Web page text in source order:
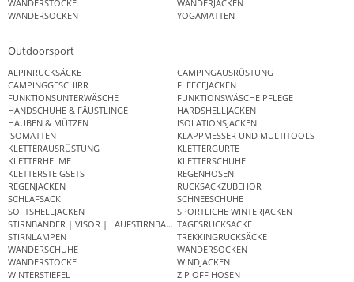
WANDERSTÖCKE
WANDERJACKEN
WANDERSOCKEN
YOGAMATTEN
Outdoorsport
ALPINRUCKSÄCKE
CAMPINGAUSRÜSTUNG
CAMPINGGESCHIRR
FLEECEJACKEN
FUNKTIONSUNTERWÄSCHE
FUNKTIONSWÄSCHE PFLEGE
HANDSCHUHE & FÄUSTLINGE
HARDSHELLJACKEN
HAUBEN & MÜTZEN
ISOLATIONSJACKEN
ISOMATTEN
KLAPPMESSER UND MULTITOOLS
KLETTERAUSRÜSTUNG
KLETTERGURTE
KLETTERHELME
KLETTERSCHUHE
KLETTERSTEIGSETS
REGENHOSEN
REGENJACKEN
RUCKSACKZUBEHÖR
SCHLAFSACK
SCHNEESCHUHE
SOFTSHELLJACKEN
SPORTLICHE WINTERJACKEN
STIRNBÄNDER | VISOR | LAUFSTIRNBANDTAGESRUCKSÄCKE
STIRNLAMPEN
TREKKINGRUCKSÄCKE
WANDERSCHUHE
WANDERSOCKEN
WANDERSTÖCKE
WINDJACKEN
WINTERSTIEFEL
ZIP OFF HOSEN